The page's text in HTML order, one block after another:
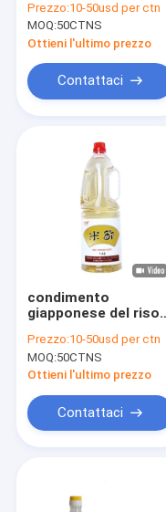
Prodotti
dell'all'aceto del riso
di sushi dell'all'aceto
del riso
Prezzo:10-50usd per ctn
MOQ:50CTNS
Ottieni l'ultimo prezzo
Contattaci
condimento
giapponese del riso
200ml 500ml per
Supermarkts
Prezzo:10-50usd per ctn
MOQ:50CTNS
Ottieni l'ultimo prezzo
Contattaci